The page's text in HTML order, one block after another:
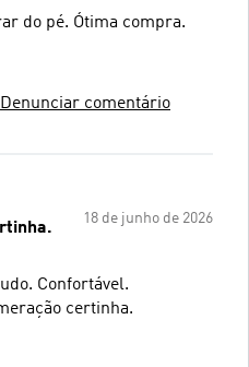
do pé. Ótima compra.
Denunciar comentário
18 de junho de 2026
Confortável.
certinha.